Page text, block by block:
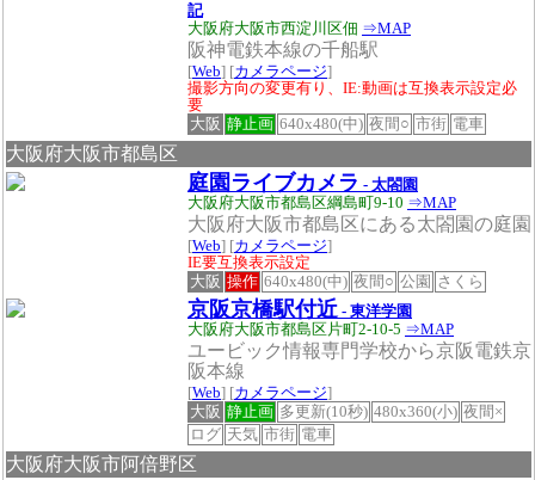
記
大阪府大阪市西淀川区佃 ⇒MAP
阪神電鉄本線の千船駅
[Web] [カメラページ]
撮影方向の変更有り、IE:動画は互換表示設定必
要
大阪 静止画 640x480(中) 夜間○ 市街 電車
大阪府大阪市都島区
庭園ライブカメラ - 太閤園
大阪府大阪市都島区綱島町9-10 ⇒MAP
大阪府大阪市都島区にある太閤園の庭園
[Web] [カメラページ]
IE要互換表示設定
大阪 操作 640x480(中) 夜間○ 公園 さくら
京阪京橋駅付近- 東洋学園
大阪府大阪市都島区片町2-10-5 ⇒MAP
ユービック情報専門学校から京阪電鉄京
阪本線
[Web] [カメラページ]
大阪 静止画 多更新(10秒) 480x360(小) 夜間×
ログ 天気 市街 電車
大阪府大阪市阿倍野区